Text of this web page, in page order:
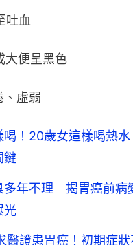
吐血
大便呈黑色
、虛弱
喝！20歲女這樣喝熱
鍵
多年不理 揭胃癌前
光
醫證患胃癌！初期症